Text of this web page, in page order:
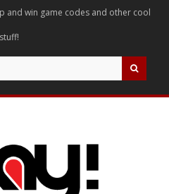
and win game codes and other cool
stuff!